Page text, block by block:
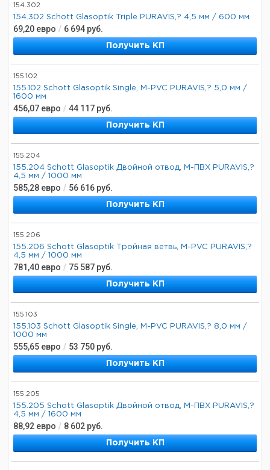
154.302
154.302 Schott Glasoptik Triple PURAVIS,? 4,5 мм / 600 мм
69,20 евро / 6 694 руб.
Получить КП
155.102
155.102 Schott Glasoptik Single, M-PVC PURAVIS,? 5,0 мм /
1600 мм
456,07 евро / 44 117 руб.
Получить КП
155.204
155.204 Schott Glasoptik Двойной отвод, М-ПВХ PURAVIS,?
4,5 мм / 1000 мм
585,28 евро / 56 616 руб.
Получить КП
155.206
155.206 Schott Glasoptik Тройная ветвь, M-PVC PURAVIS,?
4,5 мм / 1000 мм
781,40 евро / 75 587 руб.
Получить КП
155.103
155.103 Schott Glasoptik Single, M-PVC PURAVIS,? 8,0 мм /
1000 мм
555,65 евро / 53 750 руб.
Получить КП
155.205
155.205 Schott Glasoptik Двойной отвод, М-ПВХ PURAVIS,?
4,5 мм / 1600 мм
88,92 евро / 8 602 руб.
Получить КП